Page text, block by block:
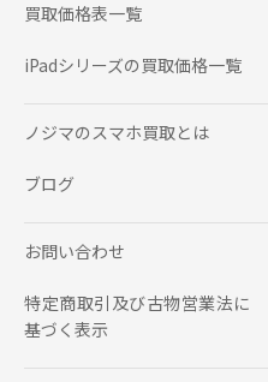
買取価格表一覧
iPadシリーズの 買取価格一覧
ノジマのスマホ買取とは
ブログ
お問い合わせ
特定商取引及び古物営業法に
基づく表示